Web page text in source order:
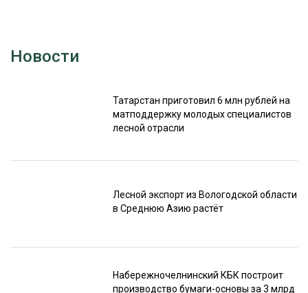
Новости
Татарстан приготовил 6 млн рублей на
матподдержку молодых специалистов
лесной отрасли
Лесной экспорт из Вологодской области
в Среднюю Азию растёт
Набережночелнинский КБК построит
производство бумаги-основы за 3 млрд